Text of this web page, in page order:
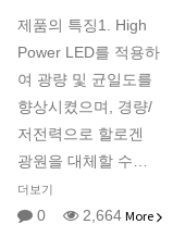
제품의 특징1. High
Power LED를 적용하
여 광량 및 균일도를
향상시켰으며, 경량/
저전력으로 할로겐
광원을 대체할 수…
더보기
0 2,664More